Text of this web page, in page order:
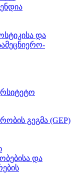
და
გეგმა (GEP)
და